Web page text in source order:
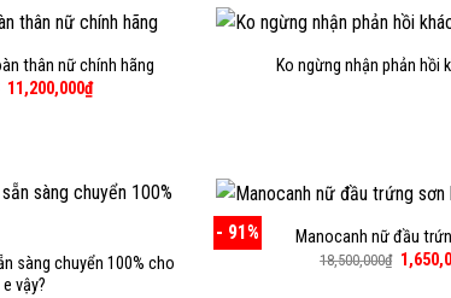
thân nữ chính hãng
Giá
gốc
11,200,000₫Giá
hiện
Ko ngừng nhận phản hồi
sàng chuyển 100% cho
e vậy?
- 91% Manocanh nữ đầu
18,500,000₫ Giá
gốc